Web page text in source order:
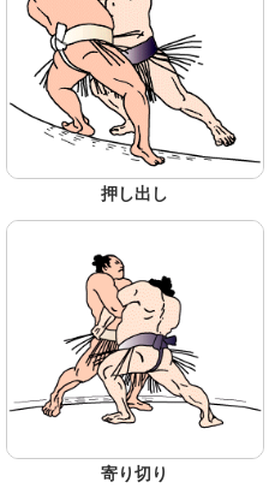
押し出し
寄り切り